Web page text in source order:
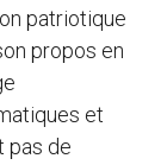
patriotique
propos en
et
pas de